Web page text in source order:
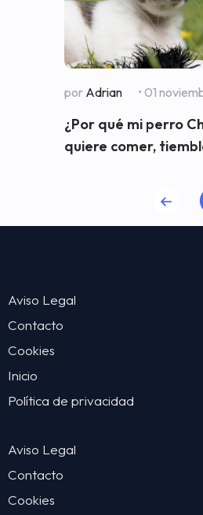
por Adrian • 01
¿Por qué mi perro
quiere comer,
Aviso Legal
Contacto
Cookies
Inicio
Política de privacidad
Aviso Legal
Contacto
Cookies